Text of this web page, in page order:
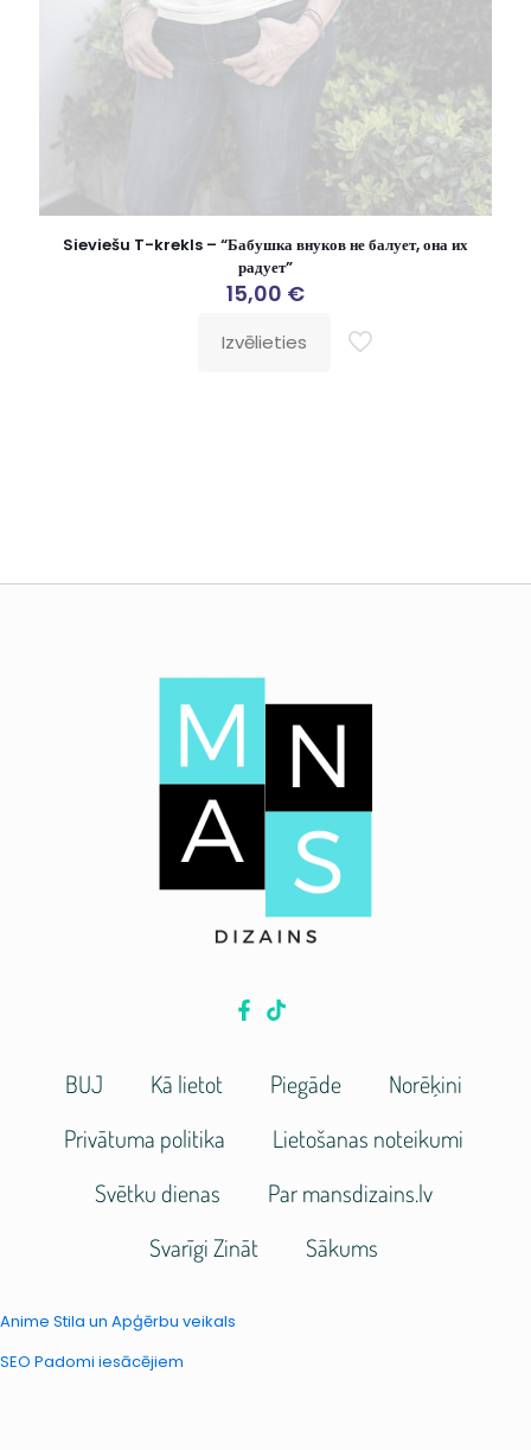
Sieviešu T-krekls – “Бабушка внуков не балует, она их
радует”
15,00 €
Izvēlieties
BUJ Kā lietot Piegāde
Norēķini
Privātuma politika
Lietošanas noteikumi
Svētku dienas
Par mansdizains.lv
Svarīgi Zināt
Sākums
Anime Stila un Apģērbu veikals
SEO Padomi iesācējiem